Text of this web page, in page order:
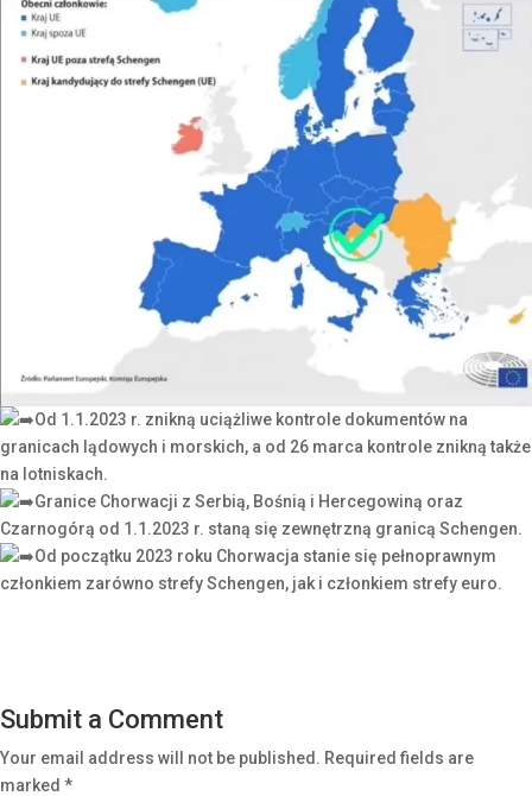
Od 1.1.2023 r. znikną uciążliwe kontrole dokumentów na
granicach lądowych i morskich, a od 26 marca kontrole znikną także
na lotniskach.
Granice Chorwacji z Serbią, Bośnią i Hercegowiną oraz
Czarnogórą od 1.1.2023 r. staną się zewnętrzną granicą Schengen.
Od początku 2023 roku Chorwacja stanie się pełnoprawnym
członkiem zarówno strefy Schengen, jak i członkiem strefy euro.
Submit a Comment
Your email address will not be published. Required fields are
marked *